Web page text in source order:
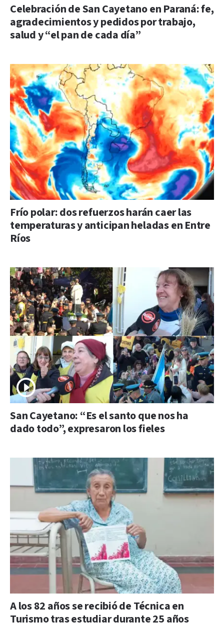
Celebración de San Cayetano en Paraná: fe,
agradecimientos y pedidos por trabajo,
salud y “el pan de cada día”
Frío polar: dos refuerzos harán caer las
temperaturas y anticipan heladas en Entre
Ríos
San Cayetano: “Es el santo que nos ha
dado todo”, expresaron los fieles
A los 82 años se recibió de Técnica en
Turismo tras estudiar durante 25 años